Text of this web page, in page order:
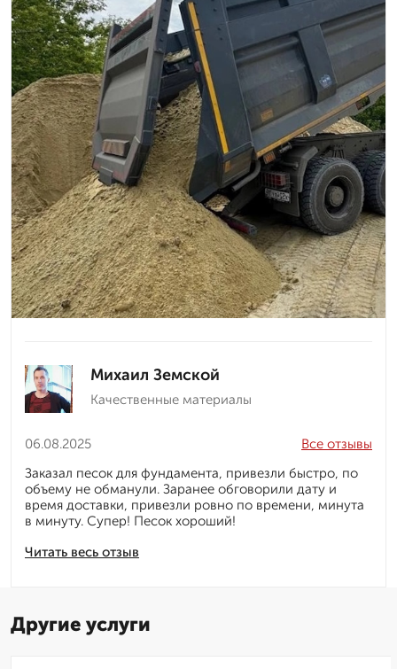
Михаил Земской
Качественные материалы
06.08.2025
Читать весь отзыв
Все отзывы
Заказал песок для фундамента, привезли быстро, по
объему не обманули. Заранее обговорили дату и
время доставки, привезли ровно по времени, минута
в минуту. Супер! Песок хороший!
Другие услуги